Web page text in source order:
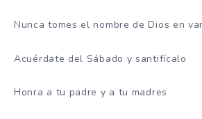
Nunca tomes el nombre de Dios en
Acuérdate del Sábado y santifícalo
Honra a tu padre y a tu madres